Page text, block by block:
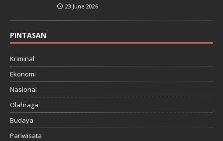
23 June 2026
PINTASAN
Kriminal
Ekonomi
Nasional
Olahraga
Budaya
Pariwisata